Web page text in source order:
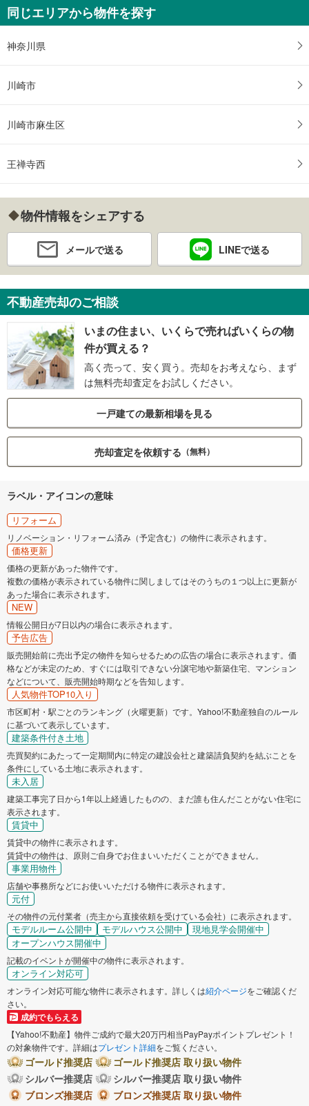
同じエリアから物件を探す
神奈川県
川崎市
川崎市麻生区
王禅寺西
物件情報をシェアする
メールで送る LINEで送る
不動産売却のご相談
いまの住まい、いくらで売ればいくらの物
件が買える？
高く売って、安く買う。売却をお考えなら、まず
は無料売却査定をお試しください。
一戸建ての最新相場を見る
売却査定を依頼する （無料）
ラベル・アイコンの意味
リフォーム
リノベーション・リフォーム済み（予定含む）の物件に表示されます。
価格更新
価格の更新があった物件です。
複数の価格が表示されている物件に関しましてはそのうちの１つ以上に更新が
あった場合に表示されます。
NEW
情報公開日が7日以内の場合に表示されます。
予告広告
販売開始前に売出予定の物件を知らせるための広告の場合に表示されます。価
格などが未定のため、すぐには取引できない分譲宅地や新築住宅、マンション
などについて、販売開始時期などを告知します。
人気物件TOP10入り
市区町村・駅ごとのランキング（火曜更新）です。Yahoo!不動産独自のルール
に基づいて表示しています。
建築条件付き土地
売買契約にあたって一定期間内に特定の建設会社と建築請負契約を結ぶことを
条件にしている土地に表示されます。
未入居
建築工事完了日から1年以上経過したものの、まだ誰も住んだことがない住宅に
表示されます。
賃貸中
賃貸中の物件に表示されます。
賃貸中の物件は、原則ご自身でお住まいいただくことができません。
事業用物件
店舗や事務所などにお使いいただける物件に表示されます。
元付
その物件の元付業者（売主から直接依頼を受けている会社）に表示されます。
モデルルーム公開中 モデルハウス公開中
現地見学会開催中
オープンハウス開催中
記載のイベントが開催中の物件に表示されます。
オンライン対応可
オンライン対応可能な物件に表示されます。詳しくは紹介ページをご確認くだ
さい。
成約でもらえる
【Yahoo!不動産】物件ご成約で最大20万円相当PayPayポイントプレゼント！
の対象物件です。詳細はプレゼント詳細をご覧ください。
ゴールド推奨店
ゴールド推奨店 取り扱い物件
シルバー推奨店
シルバー推奨店 取り扱い物件
ブロンズ推奨店
ブロンズ推奨店 取り扱い物件